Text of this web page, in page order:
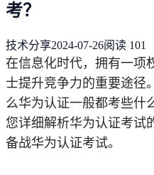
考？
技术分享2024-07-26阅读 101
在信息化时代，拥有一项
士提升竞争力的重要途径
么华为认证一般都考些什
您详细解析华为认证考试
备战华为认证考试。